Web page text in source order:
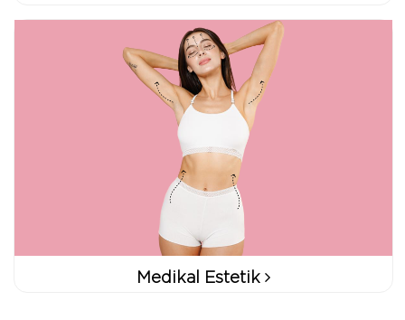
Medikal Estetik